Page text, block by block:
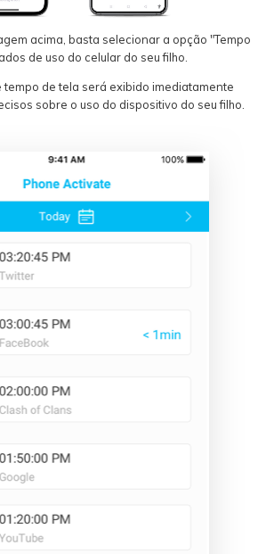
acima, basta selecionar a opção "Tempo
de uso do celular do seu filho.
tempo de tela será exibido imediatamente
sobre o uso do dispositivo do seu filho.